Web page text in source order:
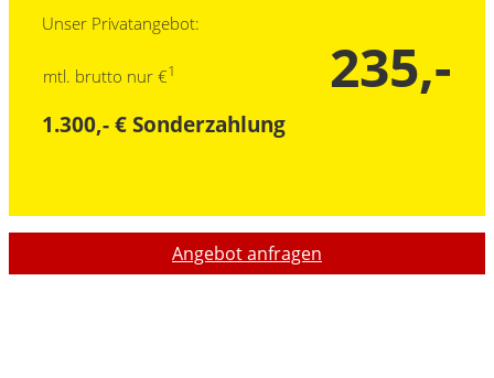
Unser Privatangebot:
mtl. brutto nur €1 235,-
1.300,- € Sonderzahlung
Angebot anfragen